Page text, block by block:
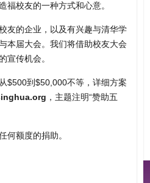
福校友的一种方式和心意。
友的企业，以及有兴趣与清华学
本届大会。我们将借助校友大会
宣传机会。
$500到$50,000不等，详细方案
，主题注明“赞助五
何额度的捐助。